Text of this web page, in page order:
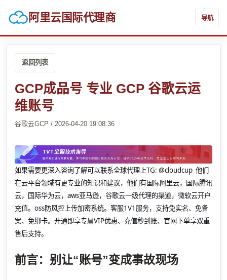
阿里云国际代理商 导航
返回列表
GCP成品号 专业 GCP 谷歌云运
维账号
谷歌云GCP / 2026-04-20 19:08:36
如果需要更深入咨询了解可以联系全球代理上TG: @cloudcup 他们
在云平台领域有更专业的知识和建议，他们有国际阿里云，国际腾讯
云，国际华为云，aws亚马逊，谷歌云一级代理的渠道，微软云开户
充值。oss防风控上传加密系统。客服1V1服务，支持免实名、免备
案、免绑卡。开通即享专属VIP优惠、充值秒到账、官网下单享双重
售后支持。
前言：别让“账号”变成事故现场